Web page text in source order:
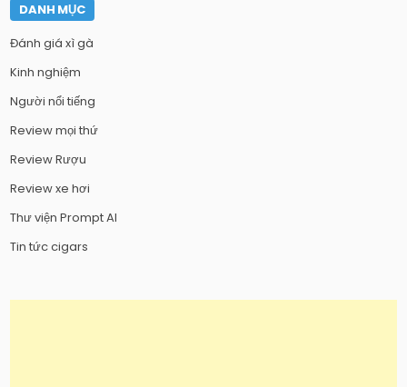
DANH MỤC
Đánh giá xì gà
Kinh nghiệm
Người nổi tiếng
Review mọi thứ
Review Rượu
Review xe hơi
Thư viện Prompt AI
Tin tức cigars